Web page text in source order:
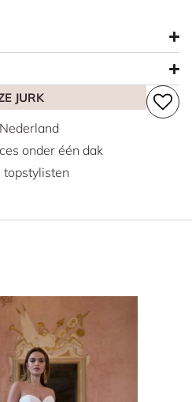
top heeft een cat eye
en een elegante basque
sluit mooi aan en loopt uit in
Nixon-A rok heeft géén
op foto’s te zien is.
ons winkelmodel in maat
JURK
onder één dak